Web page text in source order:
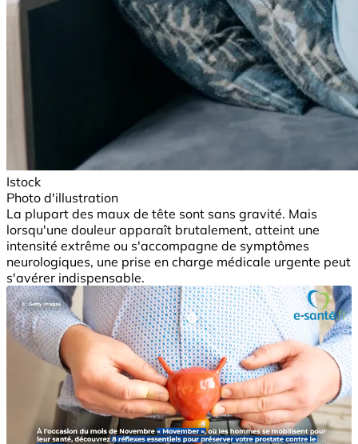
Istock
Photo d'illustration
La plupart des maux de tête sont sans gravité. Mais
lorsqu'une douleur apparaît brutalement, atteint une
intensité extrême ou s'accompagne de symptômes
neurologiques, une prise en charge médicale urgente peut
s'avérer indispensable.